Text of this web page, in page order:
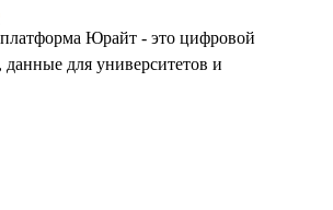
платформа Юрайт - это цифровой
данные для университетов и